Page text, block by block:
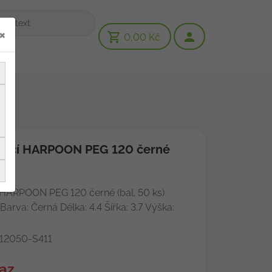
0,00 Kč
HARPOON PEG 120 černé
PEG 120 černé (bal. 50 ks)
Černá Délka: 4.4 Šířka: 3.7 Výška:
S411